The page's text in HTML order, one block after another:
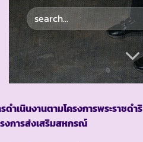
ดำเนินงานตามโครงการพระราชดำริ
งการส่งเสริมสหกรณ์